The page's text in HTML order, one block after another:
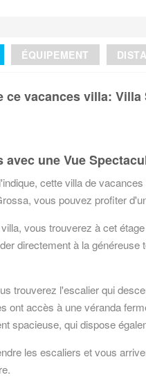
ÉQUIPEMENT
ce vacances villa: Villa
avec une Vue
cette villa de
vous pouvez profiter
vous trouverez à cet
directement à la
trouverez l'escalier qui
ont accès à une véranda
spacieuse, qui dispose
les escaliers et vous